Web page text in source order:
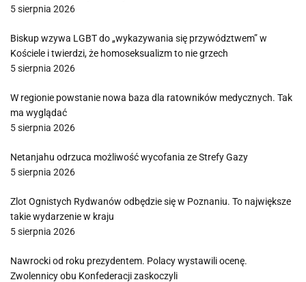
5 sierpnia 2026
Biskup wzywa LGBT do „wykazywania się przywództwem” w
Kościele i twierdzi, że homoseksualizm to nie grzech
5 sierpnia 2026
W regionie powstanie nowa baza dla ratowników medycznych. Tak
ma wyglądać
5 sierpnia 2026
Netanjahu odrzuca możliwość wycofania ze Strefy Gazy
5 sierpnia 2026
Zlot Ognistych Rydwanów odbędzie się w Poznaniu. To największe
takie wydarzenie w kraju
5 sierpnia 2026
Nawrocki od roku prezydentem. Polacy wystawili ocenę.
Zwolennicy obu Konfederacji zaskoczyli